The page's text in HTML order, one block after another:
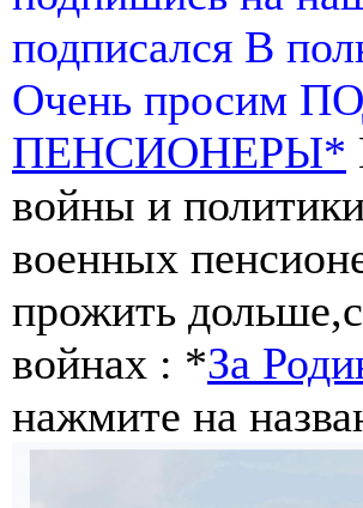
подписался В
Очень просим
ПЕНСИОНЕРЫ*
войны и
военных
прожить
войнах : *За
нажмите на